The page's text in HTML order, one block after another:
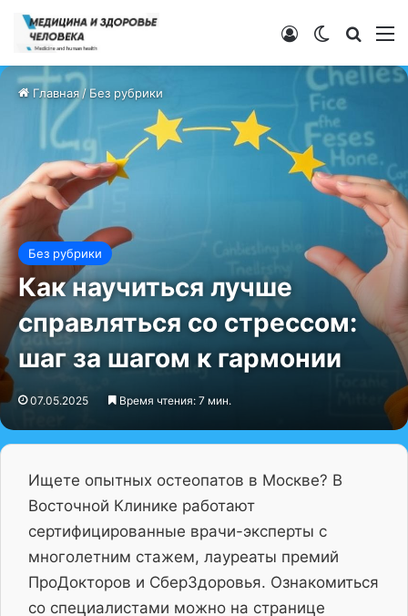
Switch skin
Войти
Главная/ Без рубрики
Без рубрики
Как научиться лучше
справляться со стрессом:
шаг за шагом к гармонии
07.05.2025 Время чтения: 7 мин.
Ищете опытных остеопатов в Москве? В
Восточной Клинике работают
сертифицированные врачи-эксперты с
многолетним стажем, лауреаты премий
ПроДокторов и СберЗдоровья. Ознакомиться
со специалистами можно на странице